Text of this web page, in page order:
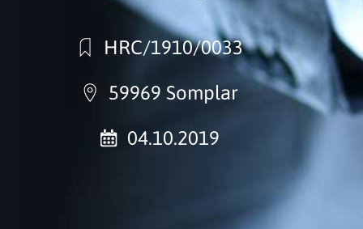
HRC/1910/0033
59969 Somplar
04.10.2019